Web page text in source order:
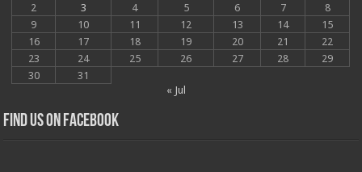
2
3 4 5 6 7
8
9
10 11 12 13 14
15
16
17 18 19 20 21
22
23
24 25 26 27 28
29
30
31
« Jul
Find us on Facebook